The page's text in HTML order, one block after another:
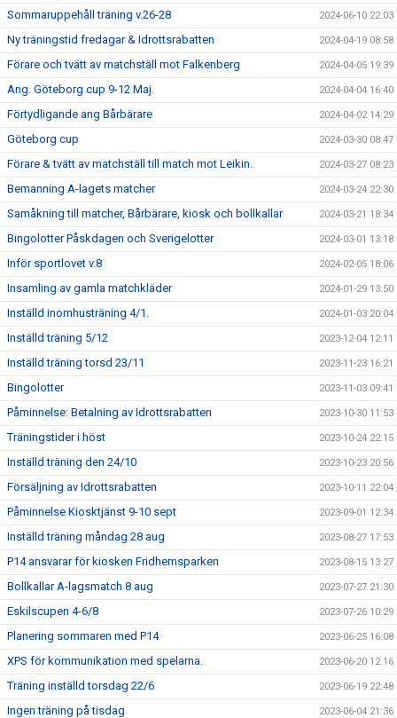
Sommaruppehåll träning v.26-28 2024-06-10 22:03
Ny träningstid fredagar & Idrottsrabatten 2024-04-19 08:58
Förare och tvätt av matchställ mot Falkenberg 2024-04-05 19:39
Ang. Göteborg cup 9-12 Maj. 2024-04-04 16:40
Förtydligande ang Bårbärare 2024-04-02 14:29
Göteborg cup 2024-03-30 08:47
Förare & tvätt av matchställ till match mot Leikin. 2024-03-27 08:23
Bemanning A-lagets matcher 2024-03-24 22:30
Samåkning till matcher, Bårbärare, kiosk och bollkallar 2024-03-21 18:34
Bingolotter Påskdagen och Sverigelotter 2024-03-01 13:18
Inför sportlovet v.8 2024-02-05 18:06
Insamling av gamla matchkläder 2024-01-29 13:50
Inställd inomhusträning 4/1. 2024-01-03 20:04
Inställd träning 5/12 2023-12-04 12:11
Inställd träning torsd 23/11 2023-11-23 16:21
Bingolotter 2023-11-03 09:41
Påminnelse: Betalning av Idrottsrabatten 2023-10-30 11:53
Träningstider i höst 2023-10-24 22:15
Inställd träning den 24/10 2023-10-23 20:56
Försäljning av Idrottsrabatten 2023-10-11 22:04
Påminnelse Kiosktjänst 9-10 sept 2023-09-01 12:34
Inställd träning måndag 28 aug 2023-08-27 17:53
P14 ansvarar för kiosken Fridhemsparken 2023-08-15 13:27
Bollkallar A-lagsmatch 8 aug 2023-07-27 21:30
Eskilscupen 4-6/8 2023-07-26 10:29
Planering sommaren med P14 2023-06-25 16:08
XPS för kommunikation med spelarna. 2023-06-20 12:16
Träning inställd torsdag 22/6 2023-06-19 22:48
Ingen träning på tisdag 2023-06-04 21:36